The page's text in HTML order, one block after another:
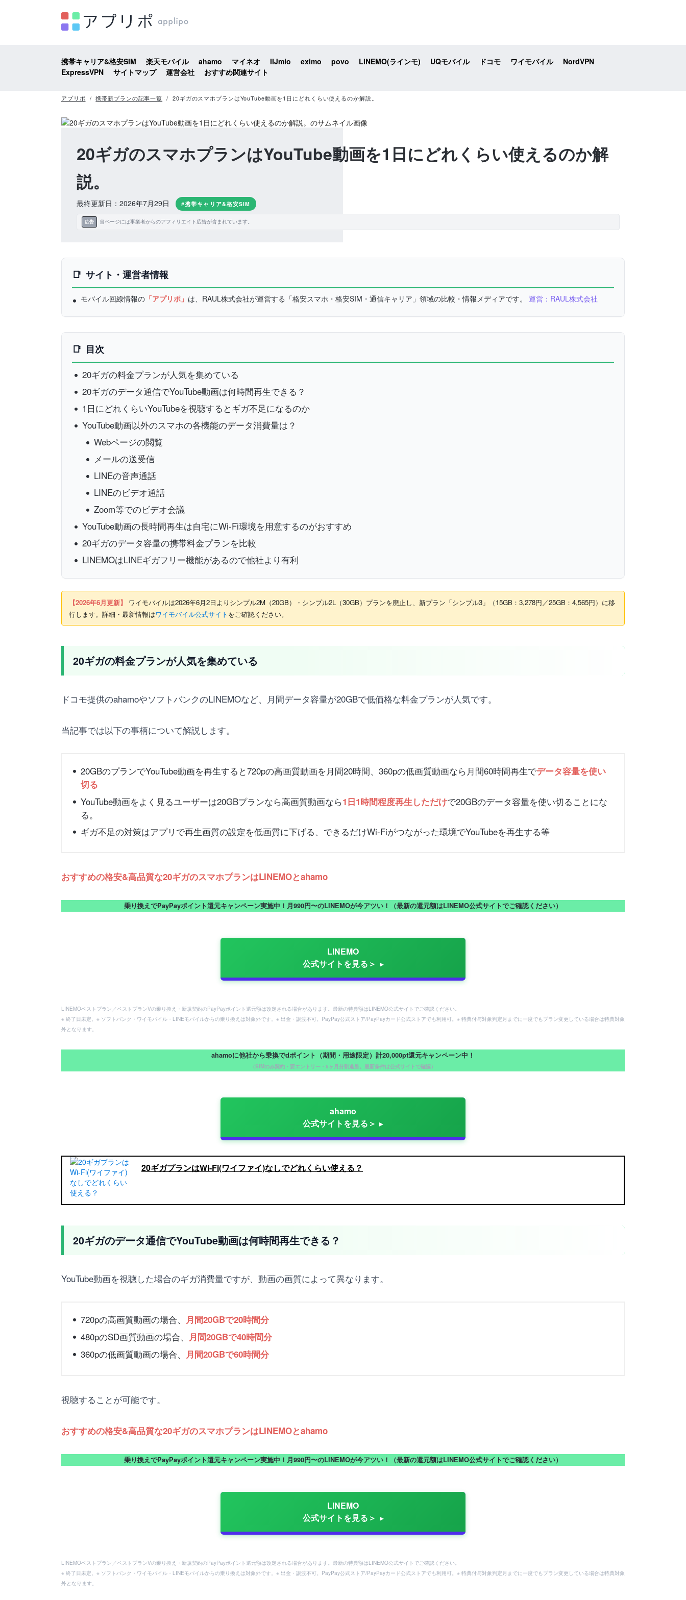
携帯キャリア&格安SIM 楽天モバイル ahamo マイネオ IIJmio eximo povo LINEMO(ラインモ) UQモバイル ドコモ ワイモバイル
NordVPN
ExpressVPN
サイトマップ 運営会社 おすすめ関連サイト
アプリポ 携帯新プランの記事一覧 20ギガのスマホプランはYouTube動画を1日にどれくらい使えるのか解説。
20ギガのスマホプランはYouTube動画を1日にどれくらい使えるのか解
説。
最終更新日：2026年7月29日 #携帯キャリア&格安SIM
広告 当ページには事業者からのアフィリエイト広告が含まれています。
サイト・運営者情報
モバイル回線情報の 「アプリポ」 は、RAUL株式会社が運営する「格安スマホ・格安SIM・通信キャリア」領域の比較・情報メディアです。 運営：RAUL株式会社
目次
20ギガの料金プランが人気を集めている
20ギガのデータ通信でYouTube動画は何時間再生できる？
1日にどれくらいYouTubeを視聴するとギガ不足になるのか
YouTube動画以外のスマホの各機能のデータ消費量は？
Webページの閲覧
メールの送受信
LINEの音声通話
LINEのビデオ通話
Zoom等でのビデオ会議
YouTube動画の長時間再生は自宅にWi-Fi環境を用意するのがおすすめ
20ギガのデータ容量の携帯料金プランを比較
LINEMOはLINEギガフリー機能があるので他社より有利
【2026年6月更新】
ワイモバイルは2026年6月2日よりシンプル2M（20GB）・シンプル2L（30GB）プランを廃止し、新プラン「シンプル3」（15GB：3,278円／25GB：4,565円）に移
行します。詳細・最新情報はワイモバイル公式サイト をご確認ください。
20ギガの料金プランが人気を集めている
ドコモ提供のahamoやソフトバンクのLINEMOなど、月間データ容量が20GBで低価格な料金プランが人気です。
当記事では以下の事柄について解説します。
20GBのプランでYouTube動画を再生すると720pの高画質動画を月間20時間、360pの低画質動画なら月間60時間再生でデータ容量を使い
切る
YouTube動画をよく見るユーザーは20GBプランなら高画質動画なら1日1時間程度再生しただけで20GBのデータ容量を使い切ることにな
る。
ギガ不足の対策はアプリで再生画質の設定を低画質に下げる、できるだけWi-Fiがつながった環境でYouTubeを再生する等
おすすめの格安&高品質な20ギガのスマホプランはLINEMOとahamo
乗り換えでPayPayポイント還元キャンペーン実施中！月990円〜のLINEMOが今アツい！（最新の還元額はLINEMO公式サイトでご確認ください）
LINEMO
公式サイトを見る＞
LINEMOベストプラン／ベストプランVの乗り換え・新規契約のPayPayポイント還元額は改定される場合があります。最新の特典額はLINEMO公式サイトでご確認ください。
※ 終了日未定。※ ソフトバンク・ワイモバイル・LINEモバイルからの乗り換えは対象外です。※ 出金・譲渡不可。PayPay公式ストア/PayPayカード公式ストアでも利用可。※ 特典付与対象判定月までに一度でもプラン変更している場合は特典対象
外となります。
ahamoに他社から乗換でdポイント（期間・用途限定）計20,000pt還元キャンペーン中！
（SIMのみ契約・要エントリー・5ヶ月分割進呈。最新条件は公式サイトで確認）
ahamo
公式サイトを見る＞
20ギガプランはWi-Fi(ワイファイ)なしでどれくらい使える？
20ギガのデータ通信でYouTube動画は何時間再生できる？
YouTube動画を視聴した場合のギガ消費量ですが、動画の画質によって異なります。
720pの高画質動画の場合、 月間20GBで20時間分
480pのSD画質動画の場合、 月間20GBで40時間分
360pの低画質動画の場合、 月間20GBで60時間分
視聴することが可能です。
おすすめの格安&高品質な20ギガのスマホプランはLINEMOとahamo
乗り換えでPayPayポイント還元キャンペーン実施中！月990円〜のLINEMOが今アツい！（最新の還元額はLINEMO公式サイトでご確認ください）
LINEMO
公式サイトを見る＞
LINEMOベストプラン／ベストプランVの乗り換え・新規契約のPayPayポイント還元額は改定される場合があります。最新の特典額はLINEMO公式サイトでご確認ください。
※ 終了日未定。※ ソフトバンク・ワイモバイル・LINEモバイルからの乗り換えは対象外です。※ 出金・譲渡不可。PayPay公式ストア/PayPayカード公式ストアでも利用可。※ 特典付与対象判定月までに一度でもプラン変更している場合は特典対象
外となります。